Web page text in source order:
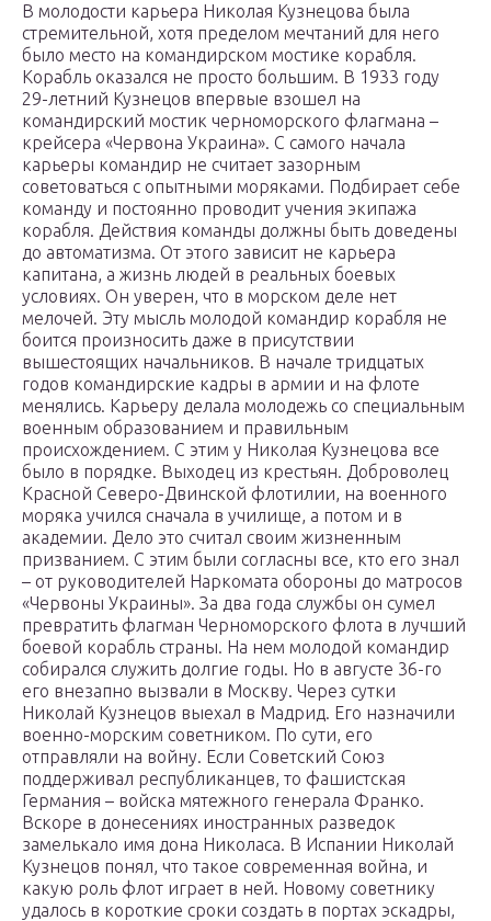
В молодости карьера Николая Кузнецова была
стремительной, хотя пределом мечтаний для него
было место на командирском мостике корабля.
Корабль оказался не просто большим. В 1933 году
29-летний Кузнецов впервые взошел на
командирский мостик черноморского флагмана –
крейсера «Червона Украина». С самого начала
карьеры командир не считает зазорным
советоваться с опытными моряками. Подбирает себе
команду и постоянно проводит учения экипажа
корабля. Действия команды должны быть доведены
до автоматизма. От этого зависит не карьера
капитана, а жизнь людей в реальных боевых
условиях. Он уверен, что в морском деле нет
мелочей. Эту мысль молодой командир корабля не
боится произносить даже в присутствии
вышестоящих начальников. В начале тридцатых
годов командирские кадры в армии и на флоте
менялись. Карьеру делала молодежь со специальным
военным образованием и правильным
происхождением. С этим у Николая Кузнецова все
было в порядке. Выходец из крестьян. Доброволец
Красной Северо-Двинской флотилии, на военного
моряка учился сначала в училище, а потом и в
академии. Дело это считал своим жизненным
призванием. С этим были согласны все, кто его знал
– от руководителей Наркомата обороны до матросов
«Червоны Украины». За два года службы он сумел
превратить флагман Черноморского флота в лучший
боевой корабль страны. На нем молодой командир
собирался служить долгие годы. Но в августе 36-го
его внезапно вызвали в Москву. Через сутки
Николай Кузнецов выехал в Мадрид. Его назначили
военно-морским советником. По сути, его
отправляли на войну. Если Советский Союз
поддерживал республиканцев, то фашистская
Германия – войска мятежного генерала Франко.
Вскоре в донесениях иностранных разведок
замелькало имя дона Николаса. В Испании Николай
Кузнецов понял, что такое современная война, и
какую роль флот играет в ней. Новому советнику
удалось в короткие сроки создать в портах эскадры,